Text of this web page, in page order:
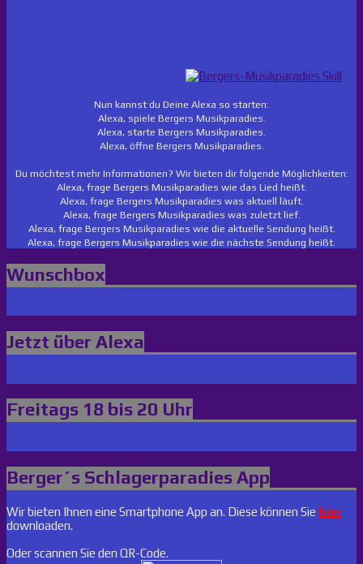
Nun kannst du Deine Alexa so starten:
Alexa, spiele Bergers Musikparadies.
Alexa, starte Bergers Musikparadies.
Alexa, öffne Bergers Musikparadies.
Du möchtest mehr Informationen? Wir bieten dir folgende Möglichkeiten:
Alexa, frage Bergers Musikparadies wie das Lied heißt.
Alexa, frage Bergers Musikparadies was aktuell läuft.
Alexa, frage Bergers Musikparadies was zuletzt lief.
Alexa, frage Bergers Musikparadies wie die aktuelle Sendung heißt.
Alexa, frage Bergers Musikparadies wie die nächste Sendung heißt.
Wunschbox
Jetzt über Alexa
Freitags 18 bis 20 Uhr
Berger´s Schlagerparadies App
Wir bieten Ihnen eine Smartphone App an. Diese können Sie hier
downloaden.
Oder scannen Sie den QR-Code.